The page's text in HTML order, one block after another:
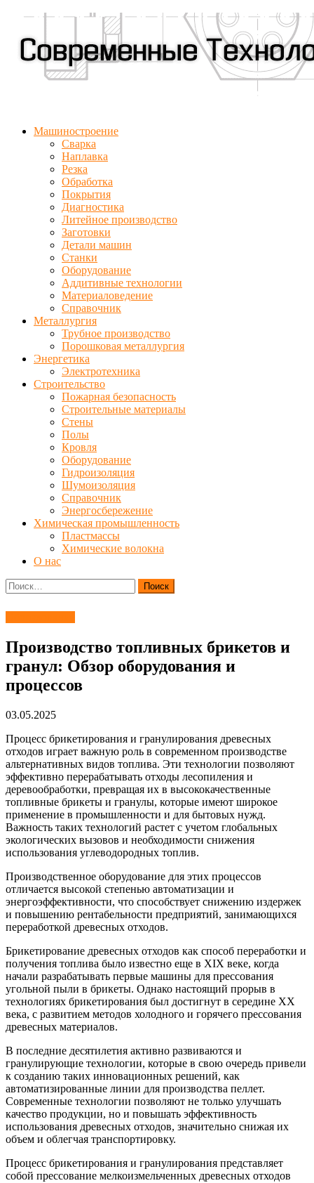
Машиностроение
Сварка
Наплавка
Резка
Обработка
Покрытия
Диагностика
Литейное производство
Заготовки
Детали машин
Станки
Оборудование
Аддитивные технологии
Материаловедение
Справочник
Металлургия
Трубное производство
Порошковая металлургия
Энергетика
Электротехника
Строительство
Пожарная безопасность
Строительные материалы
Стены
Полы
Кровля
Оборудование
Гидроизоляция
Шумоизоляция
Справочник
Энергосбережение
Химическая промышленность
Пластмассы
Химические волокна
О нас
Найти:
Производство топливных брикетов и
гранул: Обзор оборудования и
процессов
03.05.2025
Процесс брикетирования и гранулирования древесных
отходов играет важную роль в современном производстве
альтернативных видов топлива. Эти технологии позволяют
эффективно перерабатывать отходы лесопиления и
деревообработки, превращая их в высококачественные
топливные брикеты и гранулы, которые имеют широкое
применение в промышленности и для бытовых нужд.
Важность таких технологий растет с учетом глобальных
экологических вызовов и необходимости снижения
использования углеводородных топлив.
Производственное оборудование для этих процессов
отличается высокой степенью автоматизации и
энергоэффективности, что способствует снижению издержек
и повышению рентабельности предприятий, занимающихся
переработкой древесных отходов.
Брикетирование древесных отходов как способ переработки и
получения топлива было известно еще в XIX веке, когда
начали разрабатывать первые машины для прессования
угольной пыли в брикеты. Однако настоящий прорыв в
технологиях брикетирования был достигнут в середине XX
века, с развитием методов холодного и горячего прессования
древесных материалов.
В последние десятилетия активно развиваются и
гранулирующие технологии, которые в свою очередь привели
к созданию таких инновационных решений, как
автоматизированные линии для производства пеллет.
Современные технологии позволяют не только улучшать
качество продукции, но и повышать эффективность
использования древесных отходов, значительно снижая их
объем и облегчая транспортировку.
Процесс брикетирования и гранулирования представляет
собой прессование мелкоизмельченных древесных отходов